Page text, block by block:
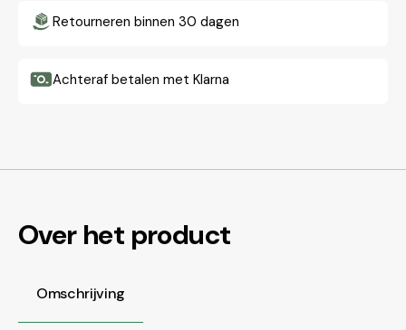
Retourneren binnen 30 dagen
Achteraf betalen met Klarna
Over het product
Omschrijving